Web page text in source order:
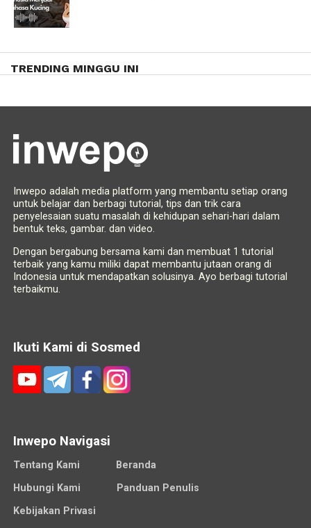
TRENDING MINGGU INI
Inwepo adalah media platform yang membantu setiap orang
untuk belajar dan berbagi tutorial, tips dan trik cara
penyelesaian suatu masalah di kehidupan sehari-hari dalam
bentuk teks, gambar. dan video.
Dengan bergabung bersama kami dan membuat 1 tutorial
terbaik yang kamu miliki dapat membantu jutaan orang di
Indonesia untuk mendapatkan solusinya. Ayo berbagi tutorial
terbaikmu.
Ikuti Kami di Sosmed
Inwepo Navigasi
Tentang Kami
Beranda
Hubungi Kami
Panduan Penulis
Kebijakan Privasi